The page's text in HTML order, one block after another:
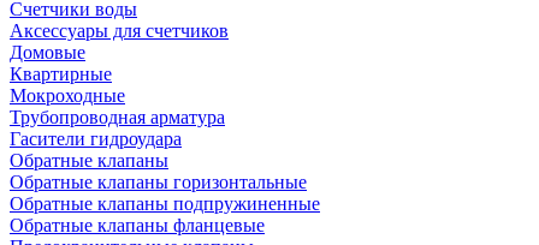
Счетчики воды
Аксессуары для счетчиков
Домовые
Квартирные
Мокроходные
Трубопроводная арматура
Гасители гидроудара
Обратные клапаны
Обратные клапаны горизонтальные
Обратные клапаны подпружиненные
Обратные клапаны фланцевые